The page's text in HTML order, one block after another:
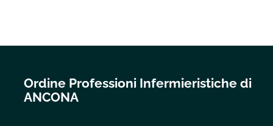
Ordine Professioni Infermieristiche di
ANCONA